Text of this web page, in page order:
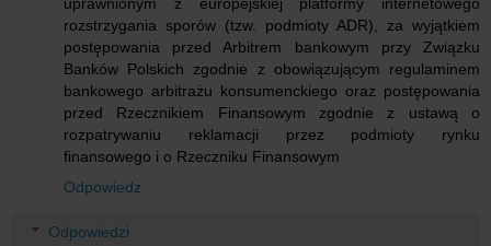
rozstrzygania sporów (tzw. podmioty ADR), za wyjątkiem
postępowania przed Arbitrem bankowym przy Związku
Banków Polskich zgodnie z obowiązującym regulaminem
bankowego arbitrażu konsumenckiego oraz postępowania
przed Rzecznikiem Finansowym zgodnie z ustawą o
rozpatrywaniu reklamacji przez podmioty rynku
finansowego i o Rzeczniku Finansowym
Odpowiedz
Odpowiedzi